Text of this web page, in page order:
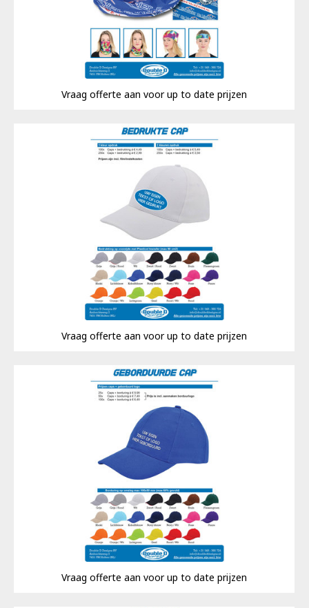
Vraag offerte aan voor up to date prijzen
Vraag offerte aan voor up to date prijzen
Vraag offerte aan voor up to date prijzen